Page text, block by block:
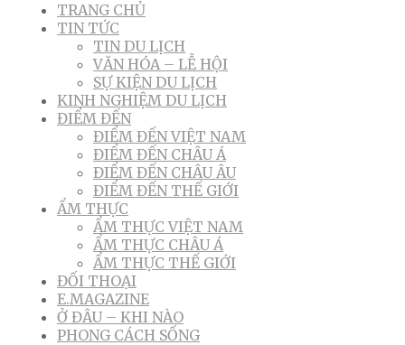
TRANG CHỦ
TIN TỨC
TIN DU LỊCH
VĂN HÓA – LỄ HỘI
SỰ KIỆN DU LỊCH
KINH NGHIỆM DU LỊCH
ĐIỂM ĐẾN
ĐIỂM ĐẾN VIỆT NAM
ĐIỂM ĐẾN CHÂU Á
ĐIỂM ĐẾN CHÂU ÂU
ĐIỂM ĐẾN THẾ GIỚI
ẨM THỰC
ẨM THỰC VIỆT NAM
ẨM THỰC CHÂU Á
ẨM THỰC THẾ GIỚI
ĐỐI THOẠI
E.MAGAZINE
Ở ĐÂU – KHI NÀO
PHONG CÁCH SỐNG